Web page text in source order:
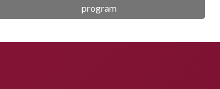
program